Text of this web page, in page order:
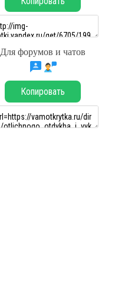
Для форумов и чатов
Копировать